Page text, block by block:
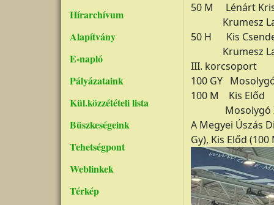
Hírarchívum
Alapítvány
E-napló
Pályázataink
Kül.közzétételi lista
Büszkeségeink
Tehetségpont
Weblinkek
Térkép
50 M Lénárt
Krumesz
50 H Kis
Krumesz
III. korcsoport
100 GY
100 M Kis
Mosolygó
A Megyei Úszás
Gy), Kis Előd